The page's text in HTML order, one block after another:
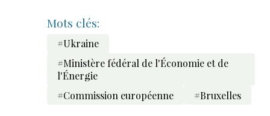
Mots clés:
#Ukraine
#Ministère fédéral de l'Économie et de
l'Énergie
#Commission européenne
#Bruxelles